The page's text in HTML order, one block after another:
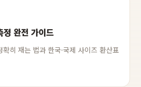
완전 가이드
히 재는 법과 한국·국제 사이즈 환산표